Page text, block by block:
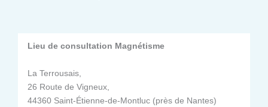
Lieu de consultation Magnétisme
La Terrousais,
26 Route de Vigneux,
44360 Saint-Étienne-de-Montluc (près de Nantes)